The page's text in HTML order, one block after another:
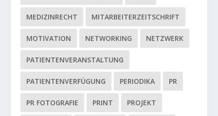
MEDIZINRECHT MITARBEITERZEITSCHRIFT
MOTIVATION NETWORKING NETZWERK
PATIENTENVERANSTALTUNG
PATIENTENVERFÜGUNG PERIODIKA PR
PR FOTOGRAFIE PRINT PROJEKT